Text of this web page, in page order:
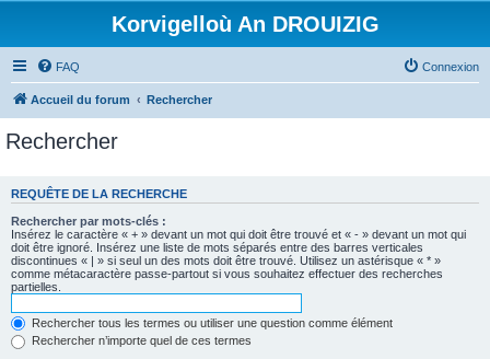
Korvigelloù An DROUIZIG
FAQ Connexion
Accueil du forum Rechercher
Rechercher
REQUÊTE DE LA RECHERCHE
Rechercher par mots-clés :
Insérez le caractère « + » devant un mot qui doit être trouvé et « - » devant un mot qui
doit être ignoré. Insérez une liste de mots séparés entre des barres verticales
discontinues « | » si seul un des mots doit être trouvé. Utilisez un astérisque « * »
comme métacaractère passe-partout si vous souhaitez effectuer des recherches
partielles.
Rechercher tous les termes ou utiliser une question comme élément
Rechercher n’importe quel de ces termes